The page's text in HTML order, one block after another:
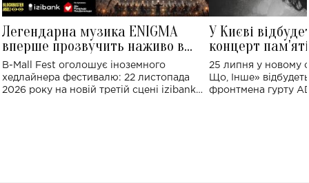
Легендарна музика ENIGMA
вперше прозвучить наживо в
Україні: де відбудеться концерт
B-Mall Fest оголошує іноземного
хедлайнера фестивалю: 22 листопада
2026 року на новій третій сцені izibank
У Києві
концерт
Клименка:
виконають
25 липня у новому
Що, Інше»
фронтмена гурту